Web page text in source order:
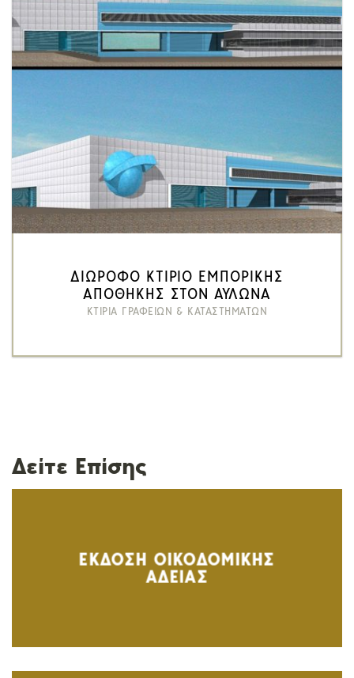
ΔΙΩΡΟΦΟ ΚΤΙΡΙΟ ΕΜΠΟΡΙΚΗΣ
ΑΠΟΘΗΚΗΣ ΣΤΟΝ ΑΥΛΩΝΑ
ΚΤΙΡΙΑ ΓΡΑΦΕΙΩΝ & ΚΑΤΑΣΤΗΜΑΤΩΝ
Δείτε Επίσης
ΕΚΔΟΣΗ ΟΙΚΟΔΟΜΙΚΗΣ
ΑΔΕΙΑΣ